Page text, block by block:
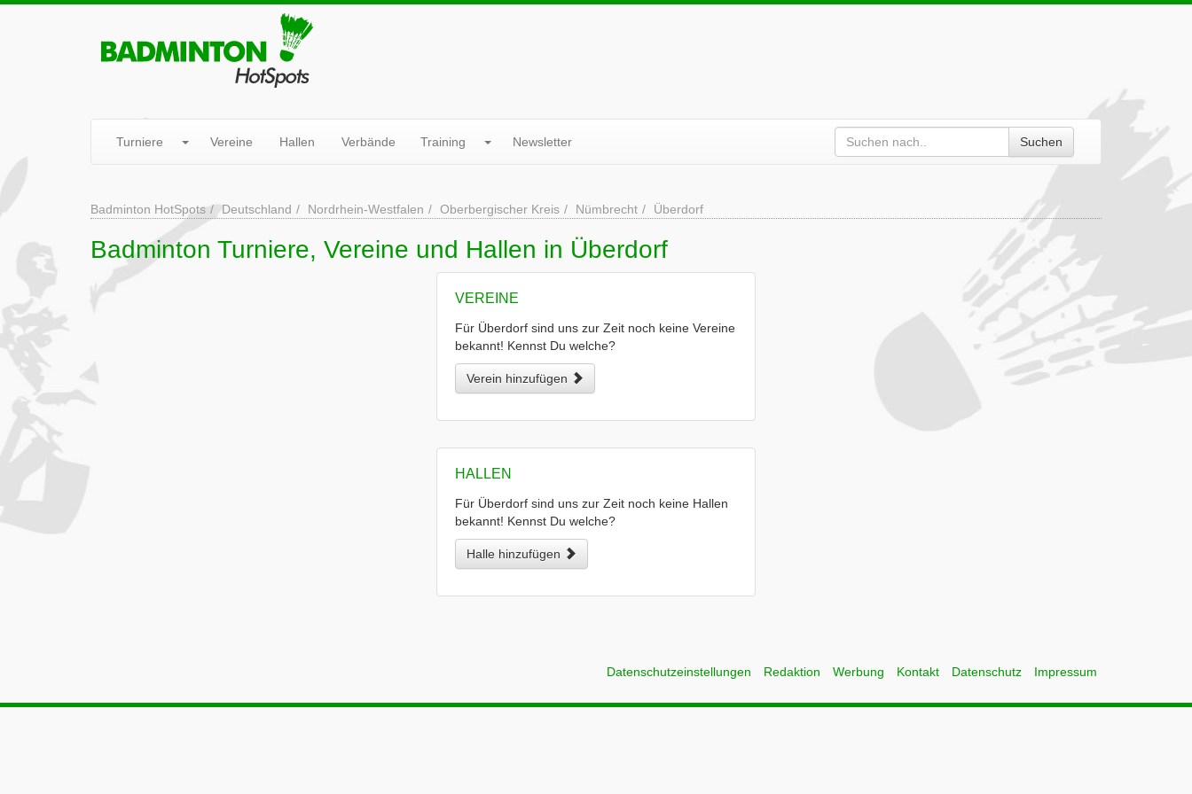
Turniere Vereine Hallen Verbände Training Newsletter Suchen
Badminton HotSpots Deutschland Nordrhein-Westfalen Oberbergischer Kreis Nümbrecht Überdorf
Badminton Turniere, Vereine und Hallen in Überdorf
VEREINE
Für Überdorf sind uns zur Zeit noch keine Vereine
bekannt! Kennst Du welche?
Verein hinzufügen
HALLEN
Für Überdorf sind uns zur Zeit noch keine Hallen
bekannt! Kennst Du welche?
Halle hinzufügen
Datenschutzeinstellungen Redaktion Werbung Kontakt Datenschutz Impressum